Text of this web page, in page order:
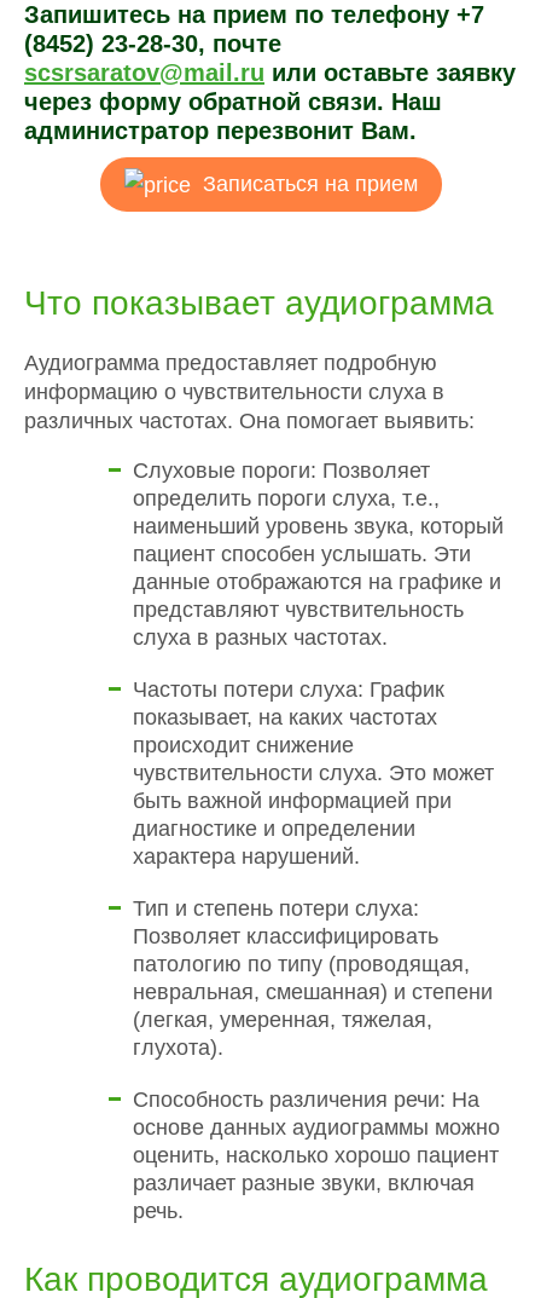
Запишитесь на прием по телефону +7
(8452) 23-28-30, почте
scsrsaratov@mail.ru или оставьте заявку
через форму обратной связи. Наш
администратор перезвонит Вам.
Записаться на прием
Что показывает аудиограмма
Аудиограмма предоставляет подробную
информацию о чувствительности слуха в
различных частотах. Она помогает выявить:
Слуховые пороги: Позволяет
определить пороги слуха, т.е.,
наименьший уровень звука, который
пациент способен услышать. Эти
данные отображаются на графике и
представляют чувствительность
слуха в разных частотах.
Частоты потери слуха: График
показывает, на каких частотах
происходит снижение
чувствительности слуха. Это может
быть важной информацией при
диагностике и определении
характера нарушений.
Тип и степень потери слуха:
Позволяет классифицировать
патологию по типу (проводящая,
невральная, смешанная) и степени
(легкая, умеренная, тяжелая,
глухота).
Способность различения речи: На
основе данных аудиограммы можно
оценить, насколько хорошо пациент
различает разные звуки, включая
речь.
Как проводится аудиограмма